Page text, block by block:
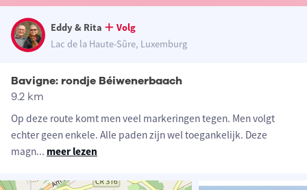
Eddy & Rita
Volg
Lac de la Haute-Sûre, Luxemburg
Bavigne: rondje Béiwenerbaach
9.2 km
Op deze route komt men veel markeringen tegen. Men volgt
echter geen enkele. Alle paden zijn wel toegankelijk. Deze
magn... meer lezen